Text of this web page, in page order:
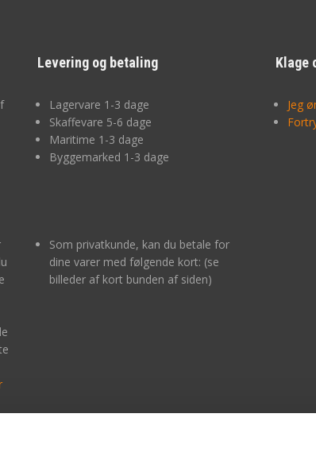
Levering og betaling
Lagervare 1-3 dage
Skaffevare 5-6 dage
Maritime 1-3 dage
Byggemarked 1-3 dage
Som privatkunde, kan du betale for
dine varer med følgende kort: (se
billeder af kort bunden af siden)
Klage
Jeg
indtast kontonummer: